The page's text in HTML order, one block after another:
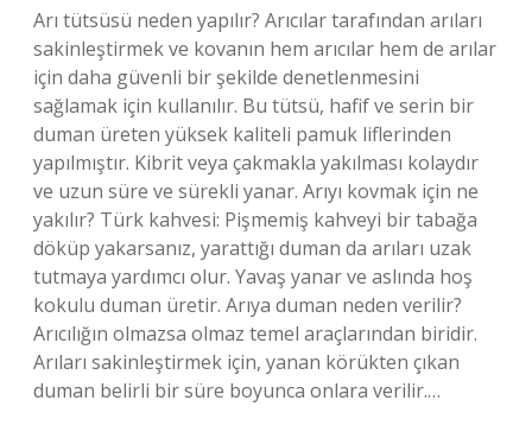
Arı tütsüsü neden yapılır? Arıcılar tarafından arıları
sakinleştirmek ve kovanın hem arıcılar hem de arılar
için daha güvenli bir şekilde denetlenmesini
sağlamak için kullanılır. Bu tütsü, hafif ve serin bir
duman üreten yüksek kaliteli pamuk liflerinden
yapılmıştır. Kibrit veya çakmakla yakılması kolaydır
ve uzun süre ve sürekli yanar. Arıyı kovmak için ne
yakılır? Türk kahvesi: Pişmemiş kahveyi bir tabağa
döküp yakarsanız, yarattığı duman da arıları uzak
tutmaya yardımcı olur. Yavaş yanar ve aslında hoş
kokulu duman üretir. Arıya duman neden verilir?
Arıcılığın olmazsa olmaz temel araçlarından biridir.
Arıları sakinleştirmek için, yanan körükten çıkan
duman belirli bir süre boyunca onlara verilir.…